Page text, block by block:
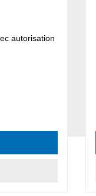
autorisation